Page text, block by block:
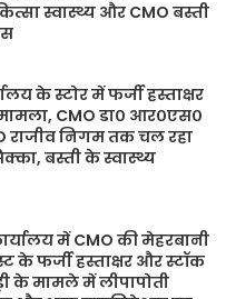
स्वास्थ्य और CMO बस्ती
के स्टोर में फर्जी हस्ताक्षर
CMO डा० आर०एस०
राजीव निगम तक चल रहा
बस्ती के स्वास्थ्य
में CMO की मेहरबानी
के फर्जी हस्ताक्षर और स्टॉक
के मामले में लीपापोती